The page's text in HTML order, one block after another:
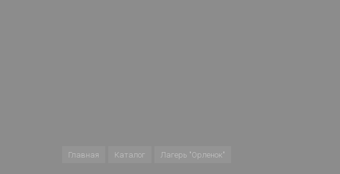
Главная Каталог Лагерь "Орленок"